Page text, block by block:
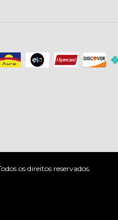
os direitos reservados.